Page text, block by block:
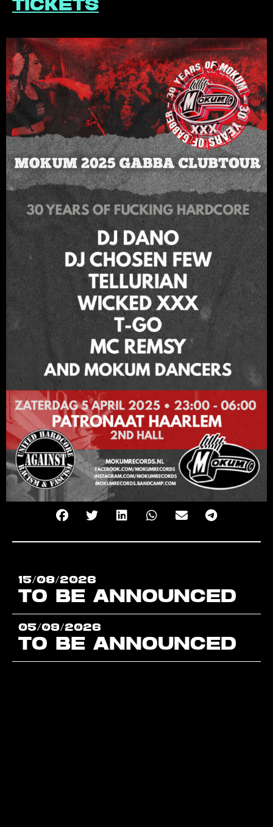
Tickets
15/08/2026
TO BE ANNOUNCED
05/09/2026
TO BE ANNOUNCED